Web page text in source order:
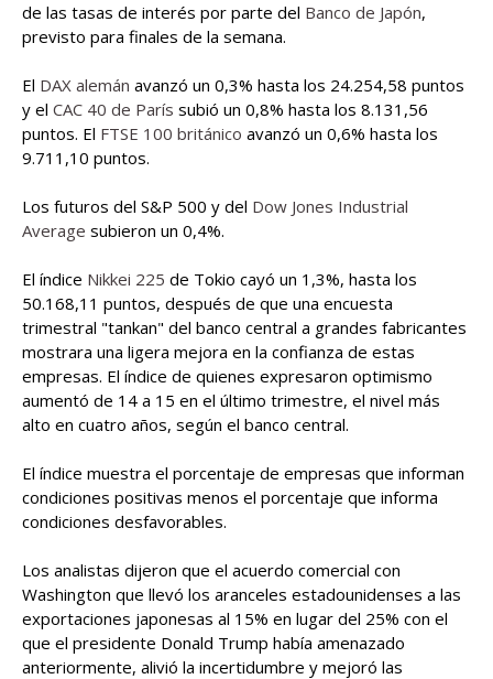
de las tasas de interés por parte del Banco de Japón,
previsto para finales de la semana.
El DAX alemán avanzó un 0,3% hasta los 24.254,58 puntos
y el CAC 40 de París subió un 0,8% hasta los 8.131,56
puntos. El FTSE 100 británico avanzó un 0,6% hasta los
9.711,10 puntos.
Los futuros del S&P 500 y del Dow Jones Industrial
Average subieron un 0,4%.
El índice Nikkei 225 de Tokio cayó un 1,3%, hasta los
50.168,11 puntos, después de que una encuesta
trimestral "tankan" del banco central a grandes fabricantes
mostrara una ligera mejora en la confianza de estas
empresas. El índice de quienes expresaron optimismo
aumentó de 14 a 15 en el último trimestre, el nivel más
alto en cuatro años, según el banco central.
El índice muestra el porcentaje de empresas que informan
condiciones positivas menos el porcentaje que informa
condiciones desfavorables.
Los analistas dijeron que el acuerdo comercial con
Washington que llevó los aranceles estadounidenses a las
exportaciones japonesas al 15% en lugar del 25% con el
que el presidente Donald Trump había amenazado
anteriormente, alivió la incertidumbre y mejoró las